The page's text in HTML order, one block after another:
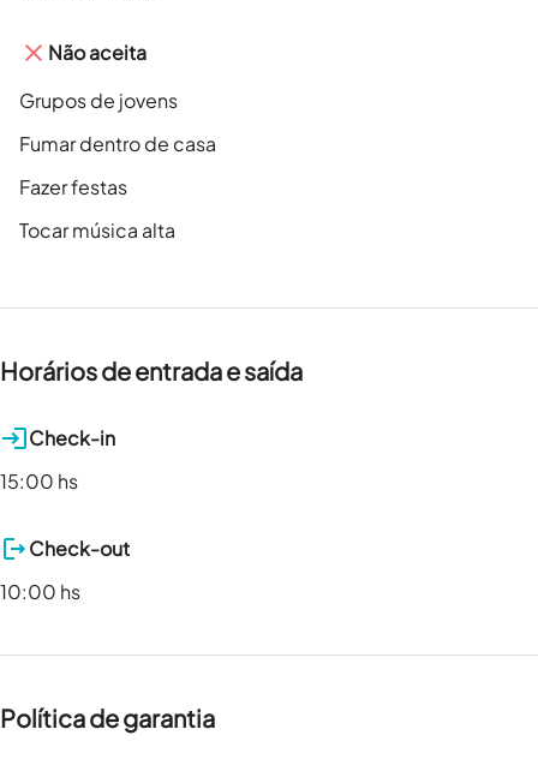
Não aceita
Grupos de jovens
Fumar dentro de casa
Fazer festas
Tocar música alta
Horários de entrada e saída
Check-in
15:00 hs
Check-out
10:00 hs
Política de garantia